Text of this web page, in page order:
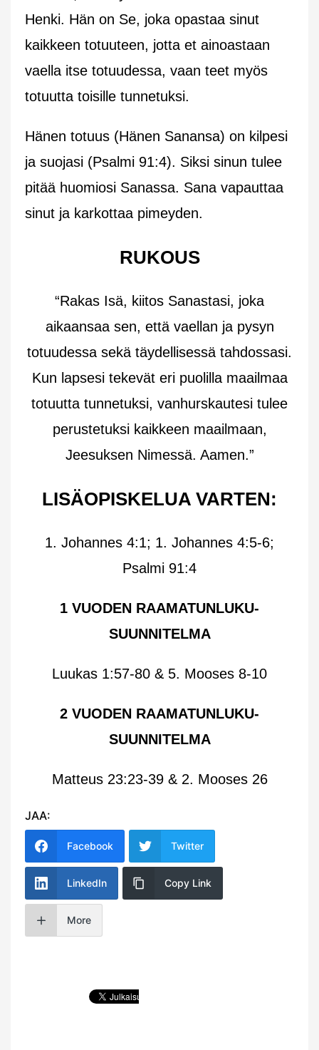
Henki. Hän on Se, joka opastaa sinut
kaikkeen totuuteen, jotta et ainoastaan
vaella itse totuudessa, vaan teet myös
totuutta toisille tunnetuksi.
Hänen totuus (Hänen Sanansa) on kilpesi
ja suojasi (Psalmi 91:4). Siksi sinun tulee
pitää huomiosi Sanassa. Sana vapauttaa
sinut ja karkottaa pimeyden.
RUKOUS
“Rakas Isä, kiitos Sanastasi, joka
aikaansaa sen, että vaellan ja pysyn
totuudessa sekä täydellisessä tahdossasi.
Kun lapsesi tekevät eri puolilla maailmaa
totuutta tunnetuksi, vanhurskautesi tulee
perustetuksi kaikkeen maailmaan,
Jeesuksen Nimessä. Aamen.”
LISÄOPISKELUA VARTEN:
1. Johannes 4:1; 1. Johannes 4:5-6;
Psalmi 91:4
1 VUODEN RAAMATUNLUKU-
SUUNNITELMA
Luukas 1:57-80 & 5. Mooses 8-10
2 VUODEN RAAMATUNLUKU-
SUUNNITELMA
Matteus 23:23-39 & 2. Mooses 26
JAA:
Facebook Twitter
LinkedIn Copy Link
More